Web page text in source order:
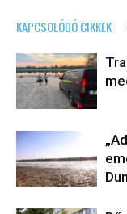
KAPCSOLÓDÓ CIKKEK